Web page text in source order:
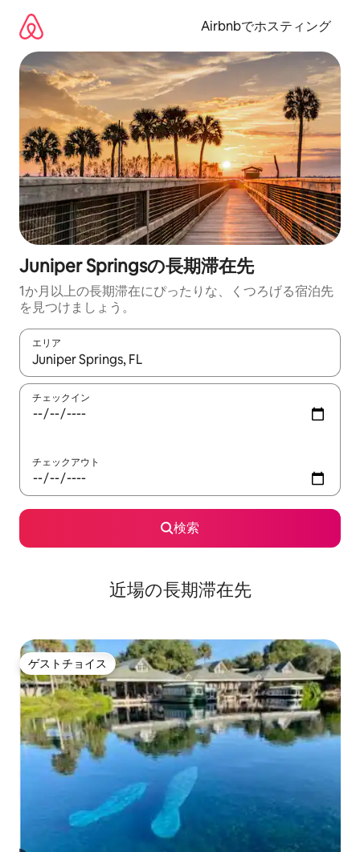
Airbnbでホスティング
Juniper Springsの長期滞在先
1か月以上の長期滞在にぴったりな、くつろげる宿泊先
を見つけましょう。
エリア
検索結果が表示されたら、上下の矢印キーを使って移動するか
チェックイン
チェックアウト
検索
近場の長期滞在先
ゲストチョイス
ゲストチョイス